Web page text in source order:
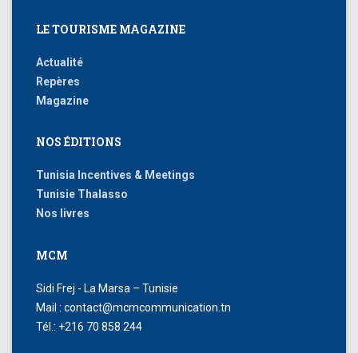
LE TOURISME MAGAZINE
Actualité
Repères
Magazine
NOS ÉDITIONS
Tunisia Incentives & Meetings
Tunisie Thalasso
Nos livres
MCM
Sidi Frej - La Marsa – Tunisie
Mail : contact@mcmcommunication.tn
Tél.: +216 70 858 244